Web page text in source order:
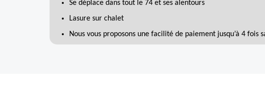
Se déplace dans tout le 74 et ses alentours
Lasure sur chalet
Nous vous proposons une facilité de paiement jusqu’à 4 fois